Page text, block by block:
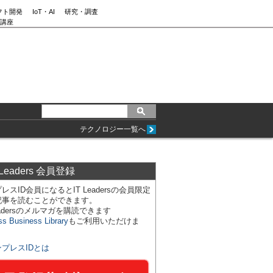
ト開発 IoT・AI
研究・調査
座
テクノロジー一覧へ
会員登録
スID会員になるとIT Leadersの会員限定
を読むことができます。
のメルマガを購読できます
Business Libraryもご利用いただけま
プレスIDとは